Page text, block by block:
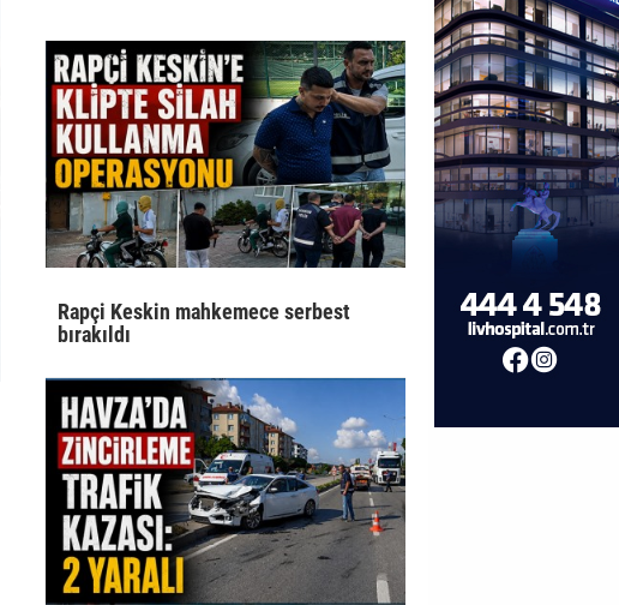
Rapçi Keskin mahkemece serbest
bırakıldı